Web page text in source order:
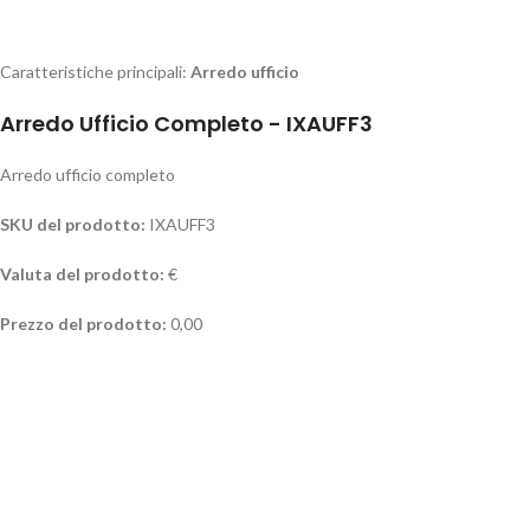
Caratteristiche principali: Arredo ufficio
Arredo Ufficio Completo - IXAUFF3
Arredo ufficio completo
SKU del prodotto: IXAUFF3
Valuta del prodotto: €
Prezzo del prodotto: 0,00